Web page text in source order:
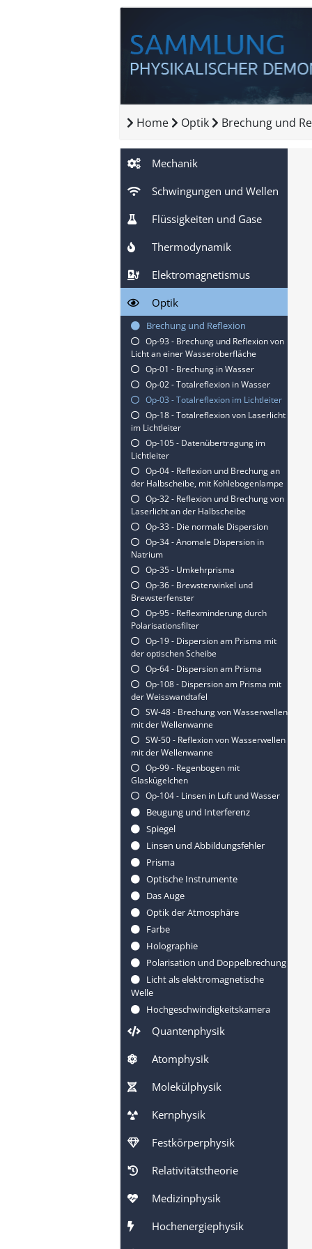
Home Optik Brechung und
Mechanik
Schwingungen und Wellen
Flüssigkeiten und Gase
Thermodynamik
Elektromagnetismus
Optik
Brechung und Reflexion
Op-93 - Brechung und Reflexion von
Licht an einer Wasseroberfläche
Op-01 - Brechung in Wasser
Op-02 - Totalreflexion in Wasser
Op-03 - Totalreflexion im Lichtleiter
Op-18 - Totalreflexion von Laserlicht
im Lichtleiter
Op-105 - Datenübertragung im
Lichtleiter
Op-04 - Reflexion und Brechung an
der Halbscheibe, mit Kohlebogenlampe
Op-32 - Reflexion und Brechung von
Laserlicht an der Halbscheibe
Op-33 - Die normale Dispersion
Op-34 - Anomale Dispersion in
Natrium
Op-35 - Umkehrprisma
Op-36 - Brewsterwinkel und
Brewsterfenster
Op-95 - Reflexminderung durch
Polarisationsfilter
Op-19 - Dispersion am Prisma mit
der optischen Scheibe
Op-64 - Dispersion am Prisma
Op-108 - Dispersion am Prisma mit
der Weisswandtafel
SW-48 - Brechung von Wasserwellen
mit der Wellenwanne
SW-50 - Reflexion von Wasserwellen
mit der Wellenwanne
Op-99 - Regenbogen mit
Glaskügelchen
Op-104 - Linsen in Luft und Wasser
Beugung und Interferenz
Spiegel
Linsen und Abbildungsfehler
Prisma
Optische Instrumente
Das Auge
Optik der Atmosphäre
Farbe
Holographie
Polarisation und Doppelbrechung
Licht als elektromagnetische
Welle
Hochgeschwindigkeitskamera
Quantenphysik
Atomphysik
Molekülphysik
Kernphysik
Festkörperphysik
Relativitätstheorie
Medizinphysik
Hochenergiephysik